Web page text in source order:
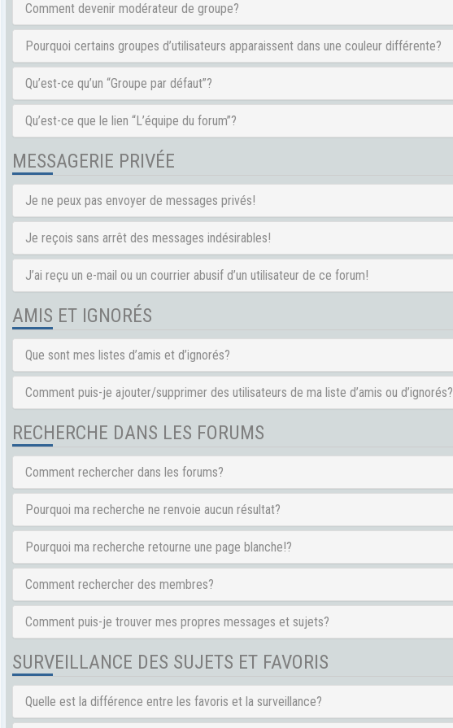
Comment devenir modérateur de groupe?
Pourquoi certains groupes d’utilisateurs apparaissent dans une couleur différente?
Qu’est-ce qu’un “Groupe par défaut”?
Qu’est-ce que le lien “L’équipe du forum”?
MESSAGERIE PRIVÉE
Je ne peux pas envoyer de messages privés!
Je reçois sans arrêt des messages indésirables!
J’ai reçu un e-mail ou un courrier abusif d’un utilisateur de ce forum!
AMIS ET IGNORÉS
Que sont mes listes d’amis et d’ignorés?
Comment puis-je ajouter/supprimer des utilisateurs de ma liste d’amis ou d’ignorés?
RECHERCHE DANS LES FORUMS
Comment rechercher dans les forums?
Pourquoi ma recherche ne renvoie aucun résultat?
Pourquoi ma recherche retourne une page blanche!?
Comment rechercher des membres?
Comment puis-je trouver mes propres messages et sujets?
SURVEILLANCE DES SUJETS ET FAVORIS
Quelle est la différence entre les favoris et la surveillance?